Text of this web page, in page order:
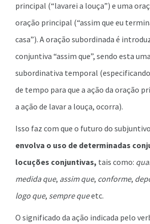
principal (“lavarei a louça”) e uma
oração principal (“assim que eu
casa”). A oração subordinada é
conjuntiva “assim que”, sendo esta
subordinativa temporal
de tempo para que a ação da oração
a ação de lavar a louça, ocorra).
Isso faz com que o futuro do
envolva o uso de determinadas
locuções conjuntivas, tais como:
medida que, assim que, conforme,
logo que, sempre queetc.
O significado da ação indicada pelo